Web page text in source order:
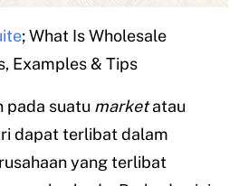
; What Is Wholesale
Examples & Tips
pada suatu marketatau
dapat terlibat dalam
yang terlibat